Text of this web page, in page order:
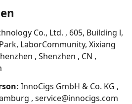
Co., Ltd. , 605, Building l,
LaborCommunity, Xixiang
, Shenzhen , CN ,
InnoCigs GmbH & Co. KG ,
, service@innocigs.com